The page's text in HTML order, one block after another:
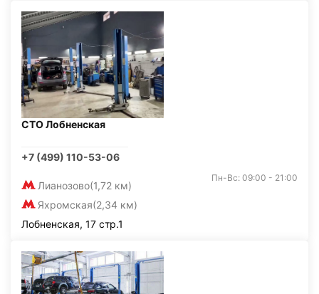
СТО Лобненская
+7 (499) 110-53-06
Лианозово(1,72 км)
Яхромская(2,34 км)
Пн-Вс: 09:00 - 21:00
Лобненская, 17 стр.1